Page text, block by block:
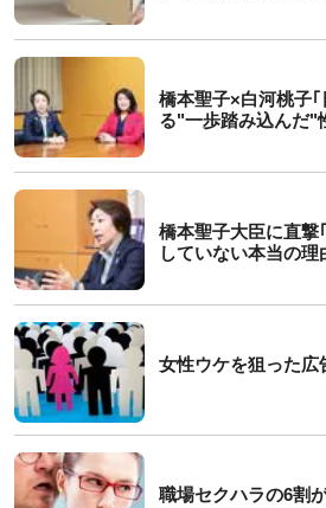
橋本聖子×白河桃子
る"一歩踏み込んだ"
橋本聖子大臣に直撃
していない本当の理
女性ウケを狙った広
職場セクハラの6割